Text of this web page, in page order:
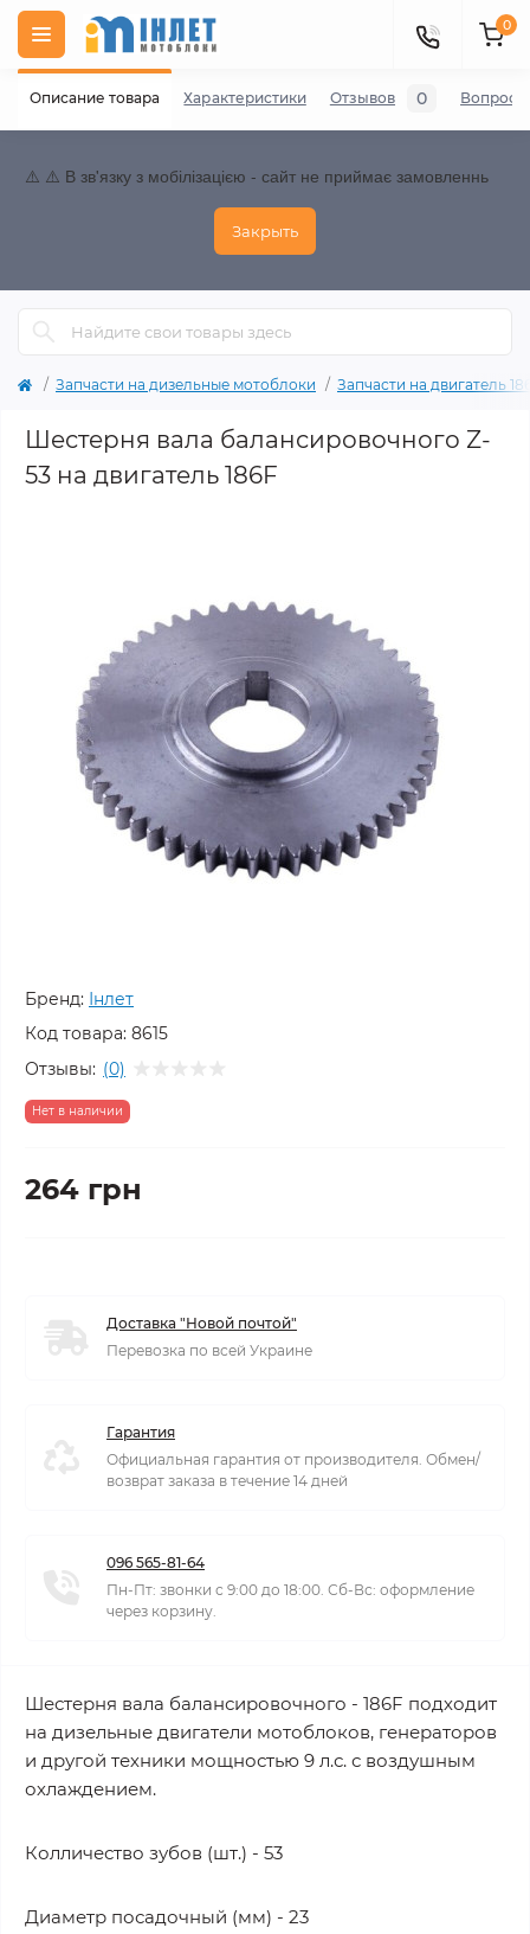
⚠️ ⚠️ В зв'язку з мобілізацією - сайт не приймає замовленнь
Закрыть
0
Запчасти на дизельные мотоблоки Запчасти на двигатель
Шестерня вала балансировочного Z-
53 на двигатель 186F
Бренд: Інлет
Код товара: 8615
Отзывы: (0)
Нет в наличии
264 грн
Доставка "Новой почтой"
Перевозка по всей Украине
Гарантия
Официальная гарантия от производителя. Обмен/
возврат заказа в течение 14 дней
096 565-81-64
Пн-Пт: звонки с 9:00 до 18:00. Сб-Вс: оформление
через корзину.
Описание товара Характеристики Отзывов 0 Вопросы
Шестерня вала балансировочного - 186F подходит
на дизельные двигатели мотоблоков, генераторов
и другой техники мощностью 9 л.с. с воздушным
охлаждением.
Колличество зубов (шт.) - 53
Диаметр посадочный (мм) - 23